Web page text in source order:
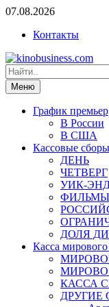
07.08.2026
Контакты
Меню
График премьер
В России
В США
Кассовые сборы
ДЕНЬ
ЧЕТВЕРГ
УИК-
ФИЛЬМЫ
ДОЛЯ
Касса мирового
КАССА
ДРУГИЕ